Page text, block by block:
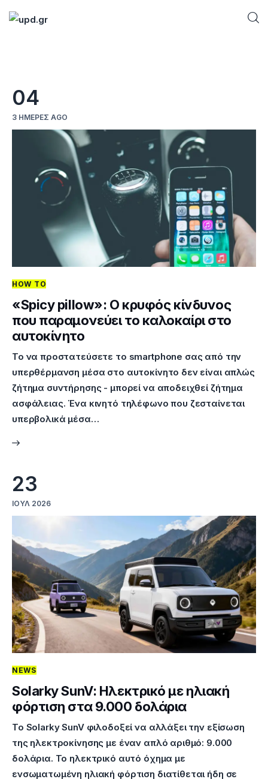
Games
Futuring
AI news
How To
Blog
04
3 ΗΜΈΡΕΣ AGO
HOW TO
«Spicy pillow»: Ο κρυφός κίνδυνος
που παραμονεύει το καλοκαίρι στο
αυτοκίνητο
Το να προστατεύσετε το smartphone σας από την
υπερθέρμανση μέσα στο αυτοκίνητο δεν είναι απλώς
ζήτημα συντήρησης - μπορεί να αποδειχθεί ζήτημα
ασφάλειας. Ένα κινητό τηλέφωνο που ζεσταίνεται
υπερβολικά μέσα…
23
ΙΟΎΛ 2026
NEWS
Solarky SunV: Ηλεκτρικό με ηλιακή
φόρτιση στα 9.000 δολάρια
Το Solarky SunV φιλοδοξεί να αλλάξει την εξίσωση
της ηλεκτροκίνησης με έναν απλό αριθμό: 9.000
δολάρια. Το ηλεκτρικό αυτό όχημα με
ενσωματωμένη ηλιακή φόρτιση διατίθεται ήδη σε